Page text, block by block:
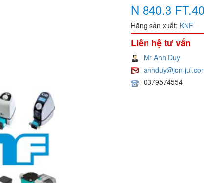
N 840.3
Hãng sản xuất: KNF
Liên hệ tư vấn
Mr Anh Duy
anhduy@jon-
0379574554